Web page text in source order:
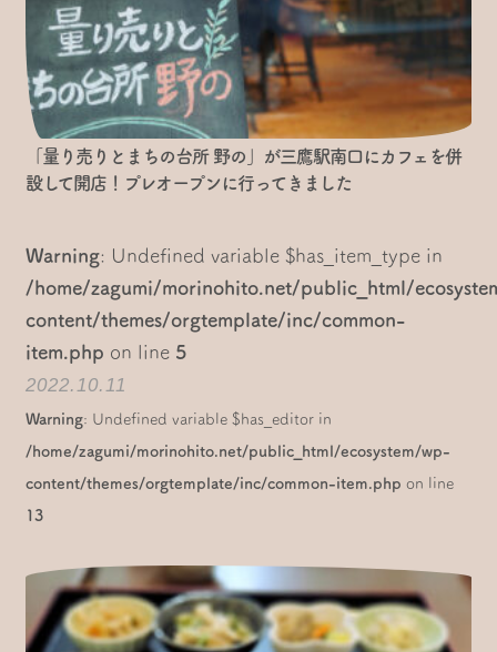
「量り売りとまちの台所 野の」が三鷹駅南口にカフェを併
設して開店！プレオープンに行ってきました
Warning: Undefined variable $has_item_type in
/home/zagumi/morinohito.net/public_html/
content/themes/orgtemplate/inc/common-
item.php on line 5
2022.10.11
Warning: Undefined variable $has_editor in
/home/zagumi/morinohito.net/public_html/ecosystem/wp-
content/themes/orgtemplate/inc/common-item.php on line
13